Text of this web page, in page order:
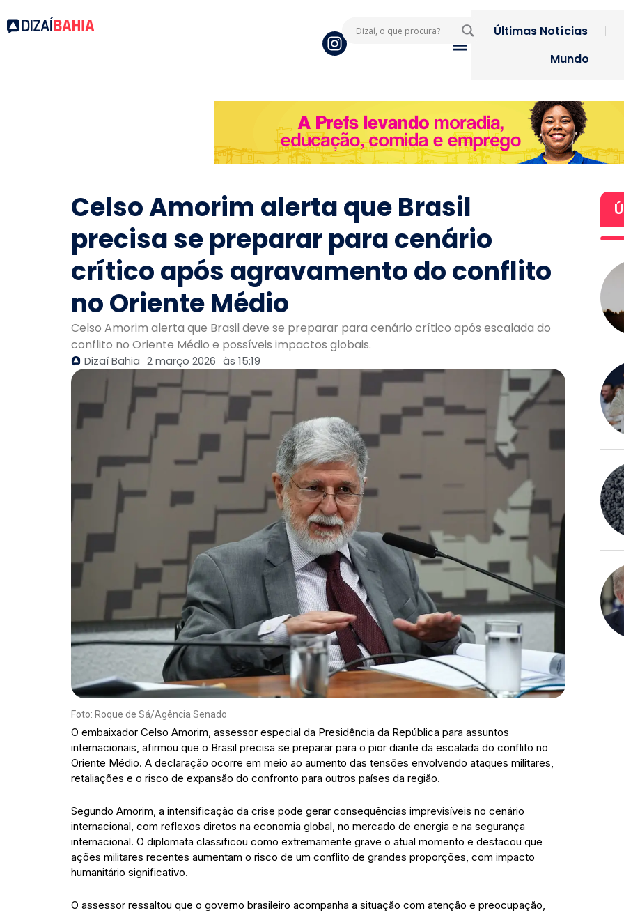
Últimas Notícias
Mundo
Celso Amorim alerta que Brasil
precisa se preparar para cenário
crítico após agravamento do conflito
no Oriente Médio
Celso Amorim alerta que Brasil deve se preparar para cenário crítico após escalada do
conflito no Oriente Médio e possíveis impactos globais.
Dizaí Bahia 2 março 2026 às 15:19
Foto: Roque de Sá/Agência Senado
O embaixador Celso Amorim, assessor especial da Presidência da República para assuntos
internacionais, afirmou que o Brasil precisa se preparar para o pior diante da escalada do conflito no
Oriente Médio. A declaração ocorre em meio ao aumento das tensões envolvendo ataques militares,
retaliações e o risco de expansão do confronto para outros países da região.
Segundo Amorim, a intensificação da crise pode gerar consequências imprevisíveis no cenário
internacional, com reflexos diretos na economia global, no mercado de energia e na segurança
internacional. O diplomata classificou como extremamente grave o atual momento e destacou que
ações militares recentes aumentam o risco de um conflito de grandes proporções, com impacto
humanitário significativo.
O assessor ressaltou que o governo brasileiro acompanha a situação com atenção e preocupação,